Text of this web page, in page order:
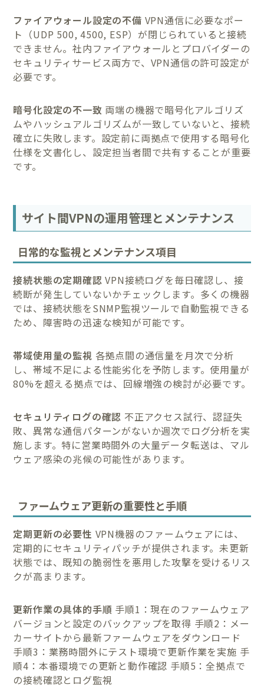
ファイアウォール設定の不備 VPN通信に必要なポー
ト（UDP 500, 4500, ESP）が閉じられていると接続
できません。社内ファイアウォールとプロバイダーの
セキュリティサービス両方で、VPN通信の許可設定が
必要です。
暗号化設定の不一致 両端の機器で暗号化アルゴリズ
ムやハッシュアルゴリズムが一致していないと、接続
確立に失敗します。設定前に両拠点で使用する暗号化
仕様を文書化し、設定担当者間で共有することが重要
です。
サイト間VPNの運用管理とメンテナンス
日常的な監視とメンテナンス項目
接続状態の定期確認 VPN接続ログを毎日確認し、接
続断が発生していないかチェックします。多くの機器
では、接続状態をSNMP監視ツールで自動監視できる
ため、障害時の迅速な検知が可能です。
帯域使用量の監視 各拠点間の通信量を月次で分析
し、帯域不足による性能劣化を予防します。使用量が
80%を超える拠点では、回線増強の検討が必要です。
セキュリティログの確認 不正アクセス試行、認証失
敗、異常な通信パターンがないか週次でログ分析を実
施します。特に営業時間外の大量データ転送は、マル
ウェア感染の兆候の可能性があります。
ファームウェア更新の重要性と手順
定期更新の必要性 VPN機器のファームウェアには、
定期的にセキュリティパッチが提供されます。未更新
状態では、既知の脆弱性を悪用した攻撃を受けるリス
クが高まります。
更新作業の具体的手順 手順1：現在のファームウェア
バージョンと設定のバックアップを取得 手順2：メー
カーサイトから最新ファームウェアをダウンロード
手順3：業務時間外にテスト環境で更新作業を実施 手
順4：本番環境での更新と動作確認 手順5：全拠点で
の接続確認とログ監視